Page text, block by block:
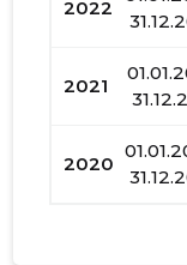
2022
2021
2020